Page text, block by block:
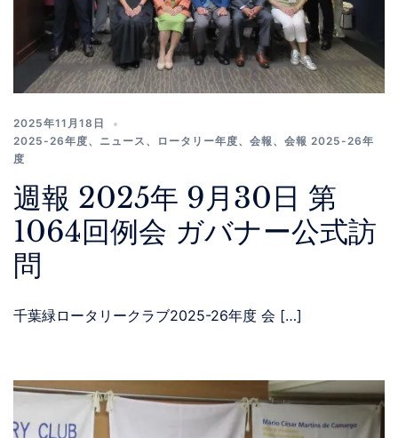
2025年11月18日
2025-26年度、 ニュース 、 ロータリー年度、 会報 、 会報 2025-26年
度
週報 2025年 9月30日 第
1064回例会 ガバナー公式訪
問
千葉緑ロータリークラブ2025-26年度 会 […]